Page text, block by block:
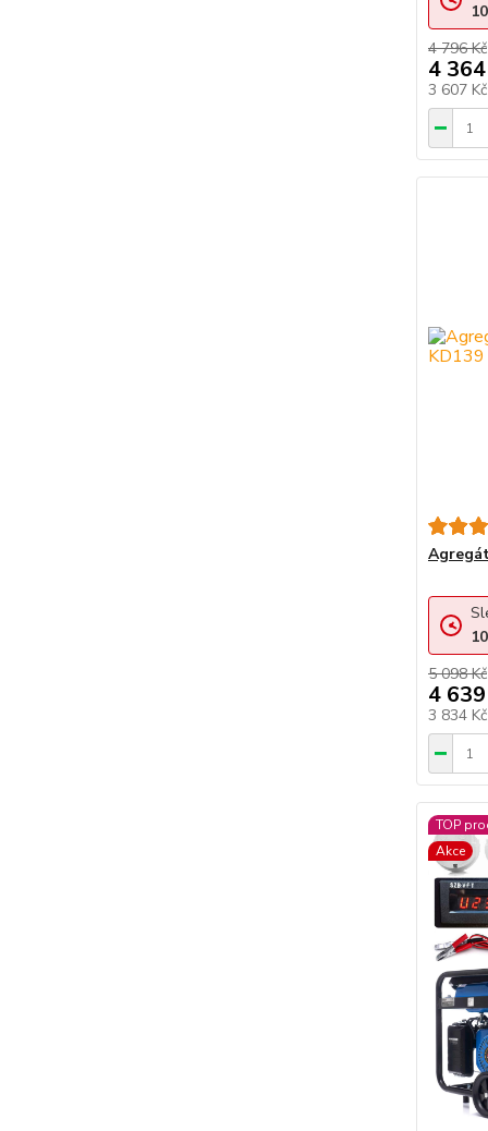
4 796 Kč
4
3 607
10
5 098 Kč
4
3 834
10
TOP
Akce